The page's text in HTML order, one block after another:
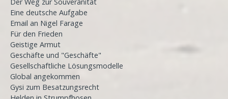
Eine deutsche Aufgabe
Email an Nigel Farage
Für den Frieden
Geistige Armut
Geschäfte und "Geschäfte"
Gesellschaftliche Lösungsmodelle
Global angekommen
Gysi zum Besatzungsrecht